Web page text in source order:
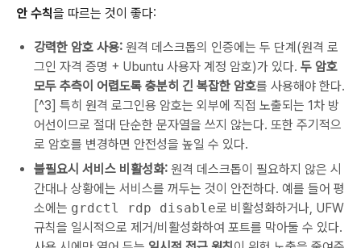
안 수칙을 따르는 것이 좋다:
강력한 암호 사용: 원격 데스크톱의 인증에는 두 단계(원격 로
그인 자격 증명 + Ubuntu 사용자 계정 암호)가 있다. 두 암호
모두 추측이 어렵도록 충분히 긴 복잡한 암호를 사용해야 한다.
[^3] 특히 원격 로그인용 암호는 외부에 직접 노출되는 1차 방
어선이므로 절대 단순한 문자열을 쓰지 않는다. 또한 주기적으
로 암호를 변경하면 안전성을 높일 수 있다.
불필요시 서비스 비활성화: 원격 데스크톱이 필요하지 않은 시
간대나 상황에는 서비스를 꺼두는 것이 안전하다. 예를 들어 평
소에는 grdctl rdp disable로 비활성화하거나, UFW
규칙을 일시적으로 제거/비활성화하여 포트를 막아둘 수 있다.